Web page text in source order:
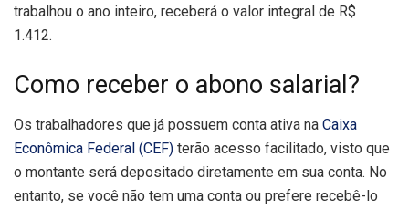
trabalhou o ano inteiro, receberá o valor integral de R$
1.412.
Como receber o abono salarial?
Os trabalhadores que já possuem conta ativa na Caixa
Econômica Federal (CEF) terão acesso facilitado, visto que
o montante será depositado diretamente em sua conta. No
entanto, se você não tem uma conta ou prefere recebê-lo